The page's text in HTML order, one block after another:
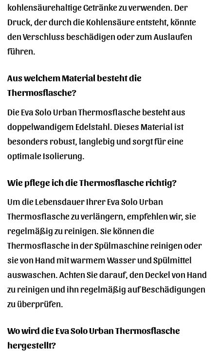
kohlensäurehaltige Getränke zu verwenden. Der
Druck, der durch die Kohlensäure entsteht, könnte
den Verschluss beschädigen oder zum Auslaufen
führen.
Aus welchem Material besteht die
Thermosflasche?
Die Eva Solo Urban Thermosflasche besteht aus
doppelwandigem Edelstahl. Dieses Material ist
besonders robust, langlebig und sorgt für eine
optimale Isolierung.
Wie pflege ich die Thermosflasche richtig?
Um die Lebensdauer Ihrer Eva Solo Urban
Thermosflasche zu verlängern, empfehlen wir, sie
regelmäßig zu reinigen. Sie können die
Thermosflasche in der Spülmaschine reinigen oder
sie von Hand mit warmem Wasser und Spülmittel
auswaschen. Achten Sie darauf, den Deckel von Hand
zu reinigen und ihn regelmäßig auf Beschädigungen
zu überprüfen.
Wo wird die Eva Solo Urban Thermosflasche
hergestellt?